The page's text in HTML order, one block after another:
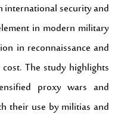
international security and
in modern military
in reconnaissance and
The study highlights
proxy wars and
their use by militias and